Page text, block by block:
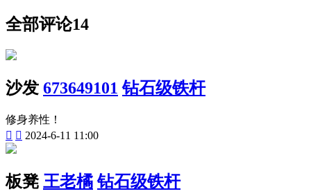
全部评论14
沙发 673649101 钻石级铁杆
修身养性！
  2024-6-11 11:00
板凳 王老橘 钻石级铁杆